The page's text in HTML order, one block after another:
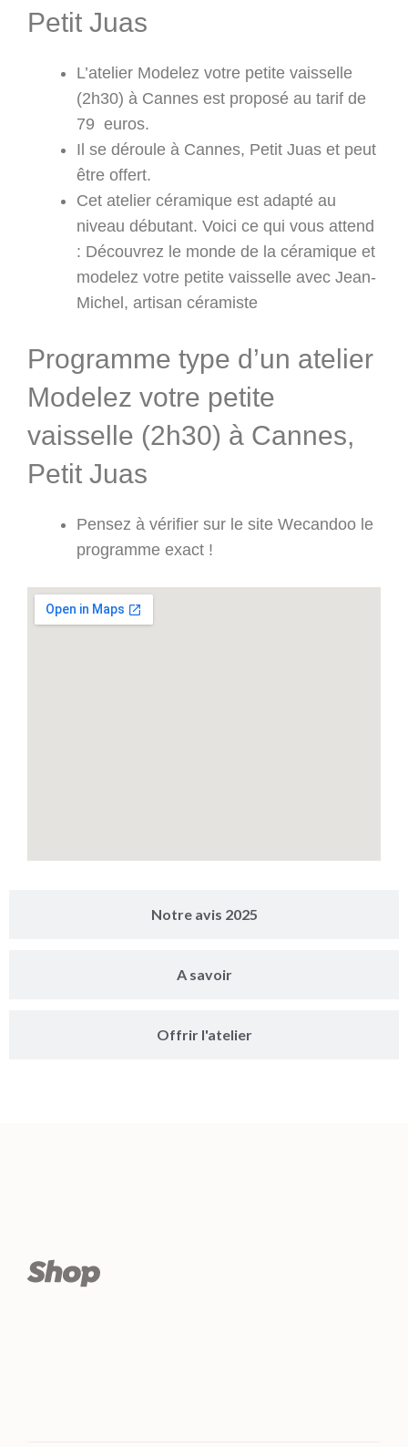
Notre avis 2025
A savoir
Offrir l'atelier
Petit Juas
L’atelier Modelez votre petite vaisselle
(2h30) à Cannes est proposé au tarif de
79 euros.
Il se déroule à Cannes, Petit Juas et peut
être offert.
Cet atelier céramique est adapté au
niveau débutant. Voici ce qui vous attend
: Découvrez le monde de la céramique et
modelez votre petite vaisselle avec Jean-
Michel, artisan céramiste
Programme type d’un atelier
Modelez votre petite
vaisselle (2h30) à Cannes,
Petit Juas
Pensez à vérifier sur le site Wecandoo le
programme exact !